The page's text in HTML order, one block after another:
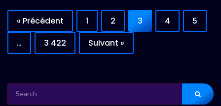
« Précédent 1 2 3 4
5
…
3 422 Suivant »
FOR: